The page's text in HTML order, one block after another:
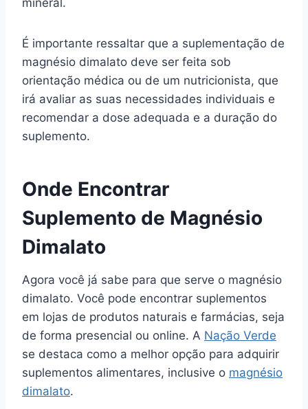
mineral.
É importante ressaltar que a suplementação de
magnésio dimalato deve ser feita sob
orientação médica ou de um nutricionista, que
irá avaliar as suas necessidades individuais e
recomendar a dose adequada e a duração do
suplemento.
Onde Encontrar
Suplemento de Magnésio
Dimalato
Agora você já sabe para que serve o magnésio
dimalato. Você pode encontrar suplementos
em lojas de produtos naturais e farmácias, seja
de forma presencial ou online. A Nação Verde
se destaca como a melhor opção para adquirir
suplementos alimentares, inclusive o magnésio
dimalato.